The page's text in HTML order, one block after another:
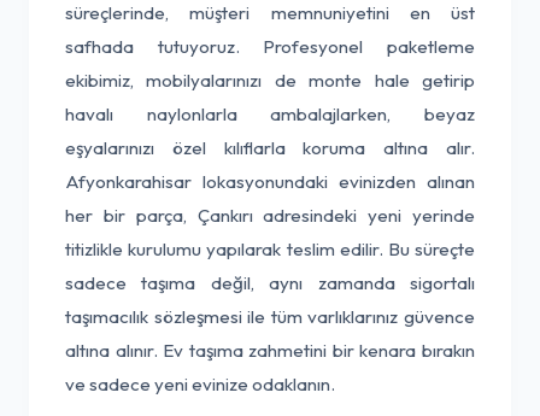
süreçlerinde, müşteri memnuniyetini en üst
safhada tutuyoruz. Profesyonel paketleme
ekibimiz, mobilyalarınızı de monte hale getirip
havalı naylonlarla ambalajlarken, beyaz
eşyalarınızı özel kılıflarla koruma altına alır.
Afyonkarahisar lokasyonundaki evinizden alınan
her bir parça, Çankırı adresindeki yeni yerinde
titizlikle kurulumu yapılarak teslim edilir. Bu süreçte
sadece taşıma değil, aynı zamanda sigortalı
taşımacılık sözleşmesi ile tüm varlıklarınız güvence
altına alınır. Ev taşıma zahmetini bir kenara bırakın
ve sadece yeni evinize odaklanın.